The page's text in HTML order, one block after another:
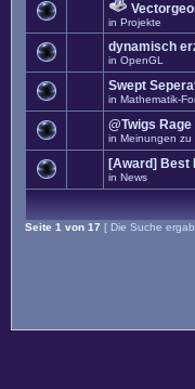
in Projekte
dynamisch
in OpenGL
Swept
in Mathematik-
@Twigs Rage
in Meinungen zu
[Award] Best
in News
Seite 1 von 17 [ Die Suche